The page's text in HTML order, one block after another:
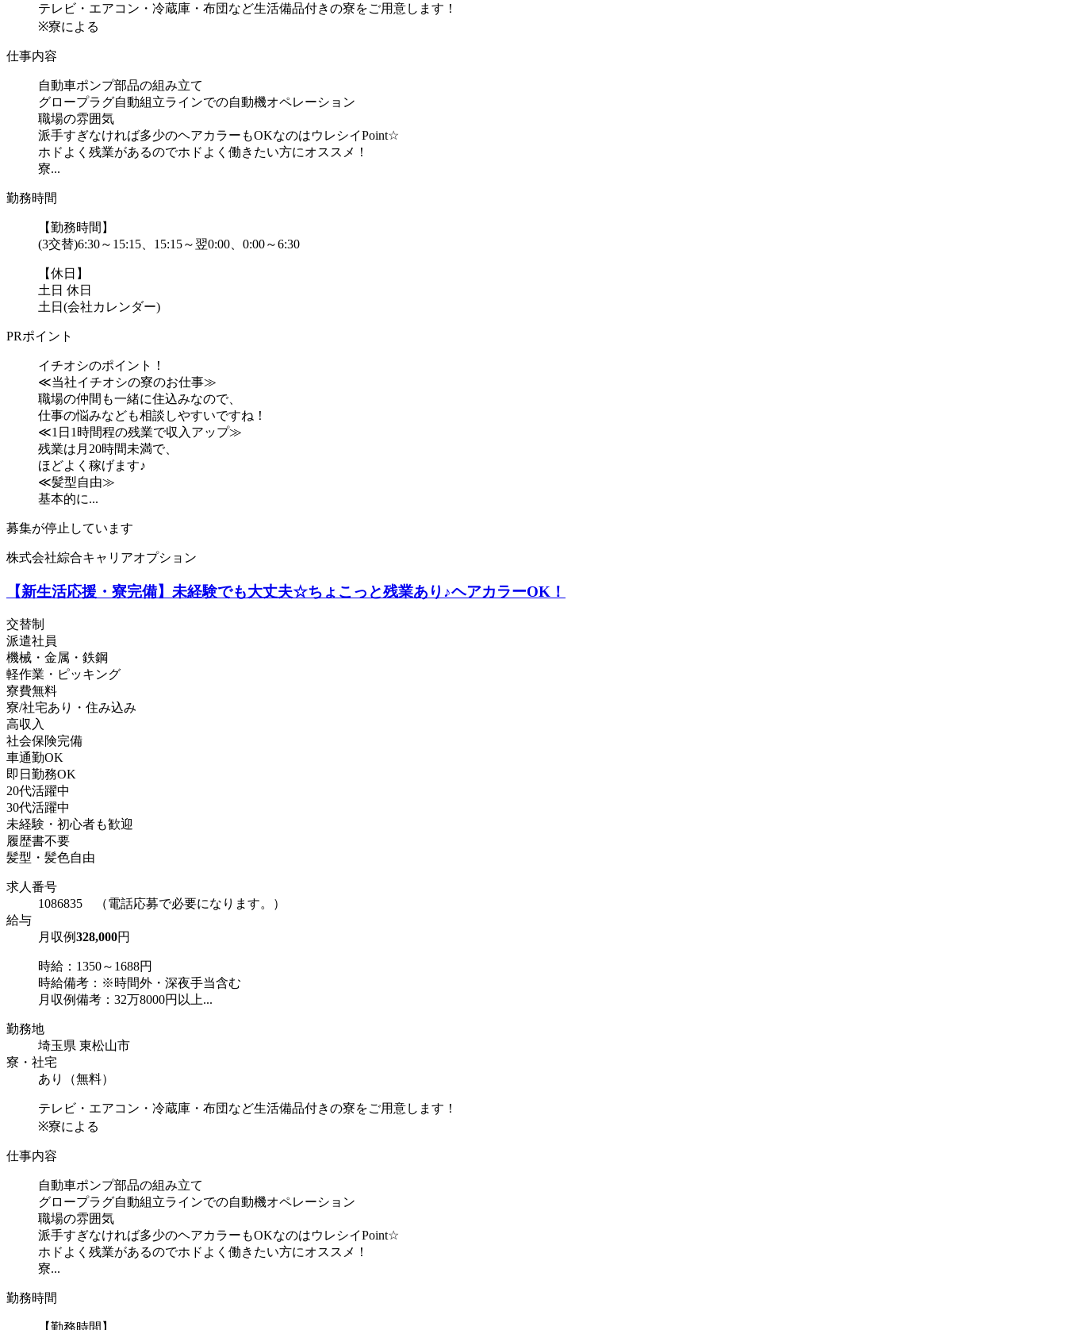
テレビ・エアコン・冷蔵庫・布団など生活備品付きの寮をご用意します！
※寮による
仕事内容
自動車ポンプ部品の組み立て
グロープラグ自動組立ラインでの自動機オペレーション
職場の雰囲気
派手すぎなければ多少のヘアカラーもOKなのはウレシイPoint☆
ホドよく残業があるのでホドよく働きたい方にオススメ！
寮...
勤務時間
【勤務時間】
(3交替)6:30～15:15、15:15～翌0:00、0:00～6:30
【休日】
土日 休日
土日(会社カレンダー)
PRポイント
イチオシのポイント！
≪当社イチオシの寮のお仕事≫
職場の仲間も一緒に住込みなので、
仕事の悩みなども相談しやすいですね！
≪1日1時間程の残業で収入アップ≫
残業は月20時間未満で、
ほどよく稼げます♪
≪髪型自由≫
基本的に...
募集が停止しています
株式会社綜合キャリアオプション
【新生活応援・寮完備】未経験でも大丈夫☆ちょこっと残業あり♪ヘアカラーOK！
交替制
派遣社員
機械・金属・鉄鋼
軽作業・ピッキング
寮費無料
寮/社宅あり・住み込み
高収入
社会保険完備
車通勤OK
即日勤務OK
20代活躍中
30代活躍中
未経験・初心者も歓迎
履歴書不要
髪型・髪色自由
求人番号
1086835 （電話応募で必要になります。）
給与
月収例328,000円
時給：1350～1688円
時給備考：※時間外・深夜手当含む
月収例備考：32万8000円以上...
勤務地
埼玉県 東松山市
寮・社宅
あり（無料）
テレビ・エアコン・冷蔵庫・布団など生活備品付きの寮をご用意します！
※寮による
仕事内容
自動車ポンプ部品の組み立て
グロープラグ自動組立ラインでの自動機オペレーション
職場の雰囲気
派手すぎなければ多少のヘアカラーもOKなのはウレシイPoint☆
ホドよく残業があるのでホドよく働きたい方にオススメ！
寮...
勤務時間